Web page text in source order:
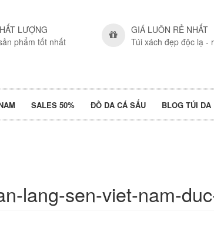
LƯỢNG
phẩm tốt nhất
GIÁ LUÔN RẺ NHẤT
Túi xách đẹp độc lạ -
SALES 50% ĐỒ DA CÁ SẤU BLOG TÚI DA
lang-sen-viet-nam-